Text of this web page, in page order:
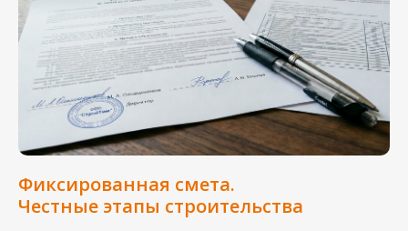
Фиксированная смета.
Честные этапы строительства